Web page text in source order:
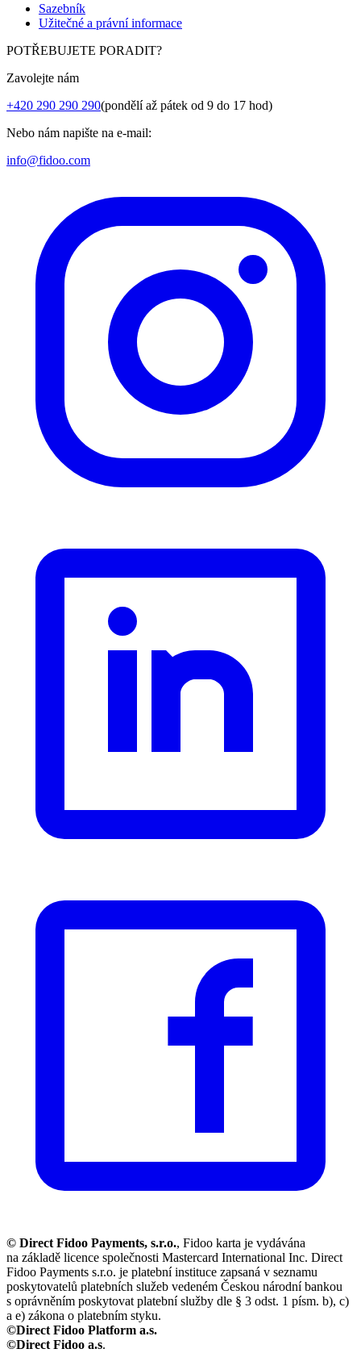
Sazebník
Užitečné a právní informace
POTŘEBUJETE PORADIT?
Zavolejte nám
+420 290 290 290(pondělí až pátek od 9 do 17 hod)
Nebo nám napište na e-mail:
info@fidoo.com
© Direct Fidoo Payments, s.r.o., Fidoo karta je vydávána
na základě licence společnosti Mastercard International Inc. Direct
Fidoo Payments s.r.o. je platební instituce zapsaná v seznamu
poskytovatelů platebních služeb vedeném Českou národní bankou
s oprávněním poskytovat platební služby dle § 3 odst. 1 písm. b), c)
a e) zákona o platebním styku.
©Direct Fidoo Platform a.s.
©Direct Fidoo a.s.